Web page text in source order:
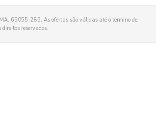
65055-285. As ofertas são válidas até o término de
reservados.